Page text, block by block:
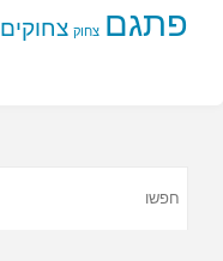
פתגם צחוק צחוקים